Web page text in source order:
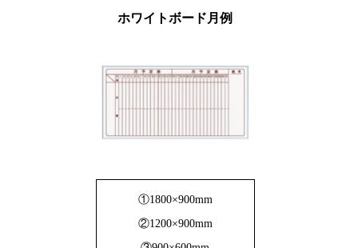
ホワイトボード月例
①1800×900mm
②1200×900mm